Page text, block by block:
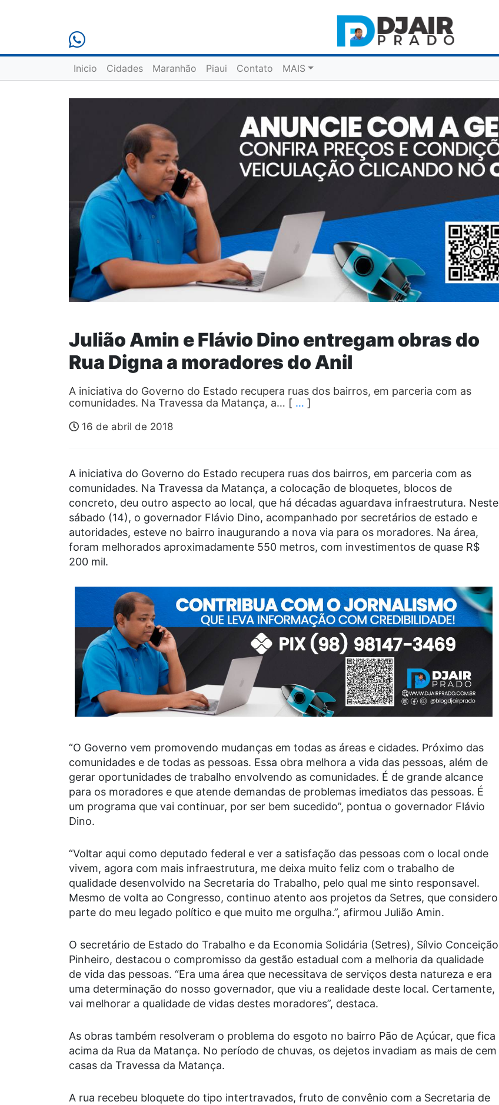
Inicio Cidades Maranhão Piaui Contato MAIS
Julião Amin e Flávio Dino entregam obras do
Rua Digna a moradores do Anil
A iniciativa do Governo do Estado recupera ruas dos bairros, em parceria com as
comunidades. Na Travessa da Matança, a… [ … ]
16 de abril de 2018
A iniciativa do Governo do Estado recupera ruas dos bairros, em parceria com as
comunidades. Na Travessa da Matança, a colocação de bloquetes, blocos de
concreto, deu outro aspecto ao local, que há décadas aguardava infraestrutura. Neste
sábado (14), o governador Flávio Dino, acompanhado por secretários de estado e
autoridades, esteve no bairro inaugurando a nova via para os moradores. Na área,
foram melhorados aproximadamente 550 metros, com investimentos de quase R$
200 mil.
“O Governo vem promovendo mudanças em todas as áreas e cidades. Próximo das
comunidades e de todas as pessoas. Essa obra melhora a vida das pessoas, além de
gerar oportunidades de trabalho envolvendo as comunidades. É de grande alcance
para os moradores e que atende demandas de problemas imediatos das pessoas. É
um programa que vai continuar, por ser bem sucedido”, pontua o governador Flávio
Dino.
“Voltar aqui como deputado federal e ver a satisfação das pessoas com o local onde
vivem, agora com mais infraestrutura, me deixa muito feliz com o trabalho de
qualidade desenvolvido na Secretaria do Trabalho, pelo qual me sinto responsavel.
Mesmo de volta ao Congresso, continuo atento aos projetos da Setres, que considero
parte do meu legado político e que muito me orgulha.”, afirmou Julião Amin.
O secretário de Estado do Trabalho e da Economia Solidária (Setres), Sílvio Conceição
Pinheiro, destacou o compromisso da gestão estadual com a melhoria da qualidade
de vida das pessoas. “Era uma área que necessitava de serviços desta natureza e era
uma determinação do nosso governador, que viu a realidade deste local. Certamente,
vai melhorar a qualidade de vidas destes moradores”, destaca.
As obras também resolveram o problema do esgoto no bairro Pão de Açúcar, que fica
acima da Rua da Matança. No período de chuvas, os dejetos invadiam as mais de cem
casas da Travessa da Matança.
A rua recebeu bloquete do tipo intertravados, fruto de convênio com a Secretaria de